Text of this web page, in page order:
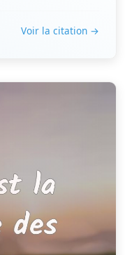
Voir la citation →